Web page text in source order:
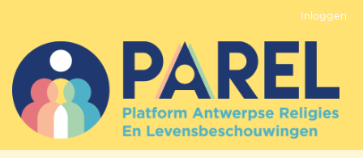
naar
de
inhoud
gaan
Inloggen